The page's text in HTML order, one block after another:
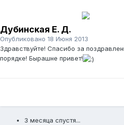
Дубинская Е. Д.
Опубликовано 18 Июня 2013
Здравствуйте! Спасибо за
порядке! Бырашне привет!
3 месяца спустя...